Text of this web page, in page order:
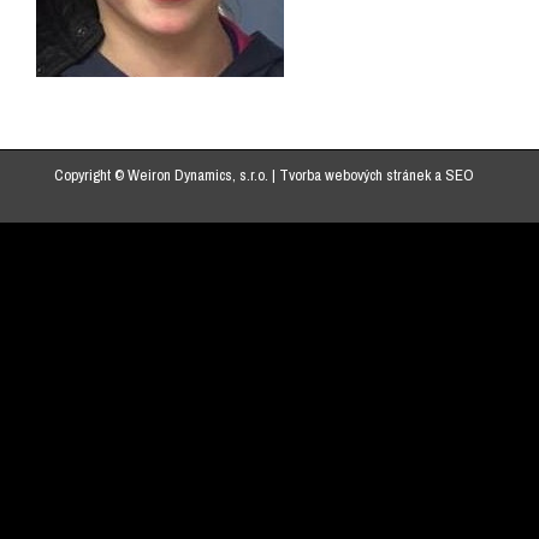
Copyright © Weiron Dynamics, s.r.o. | Tvorba webových stráneka SEO